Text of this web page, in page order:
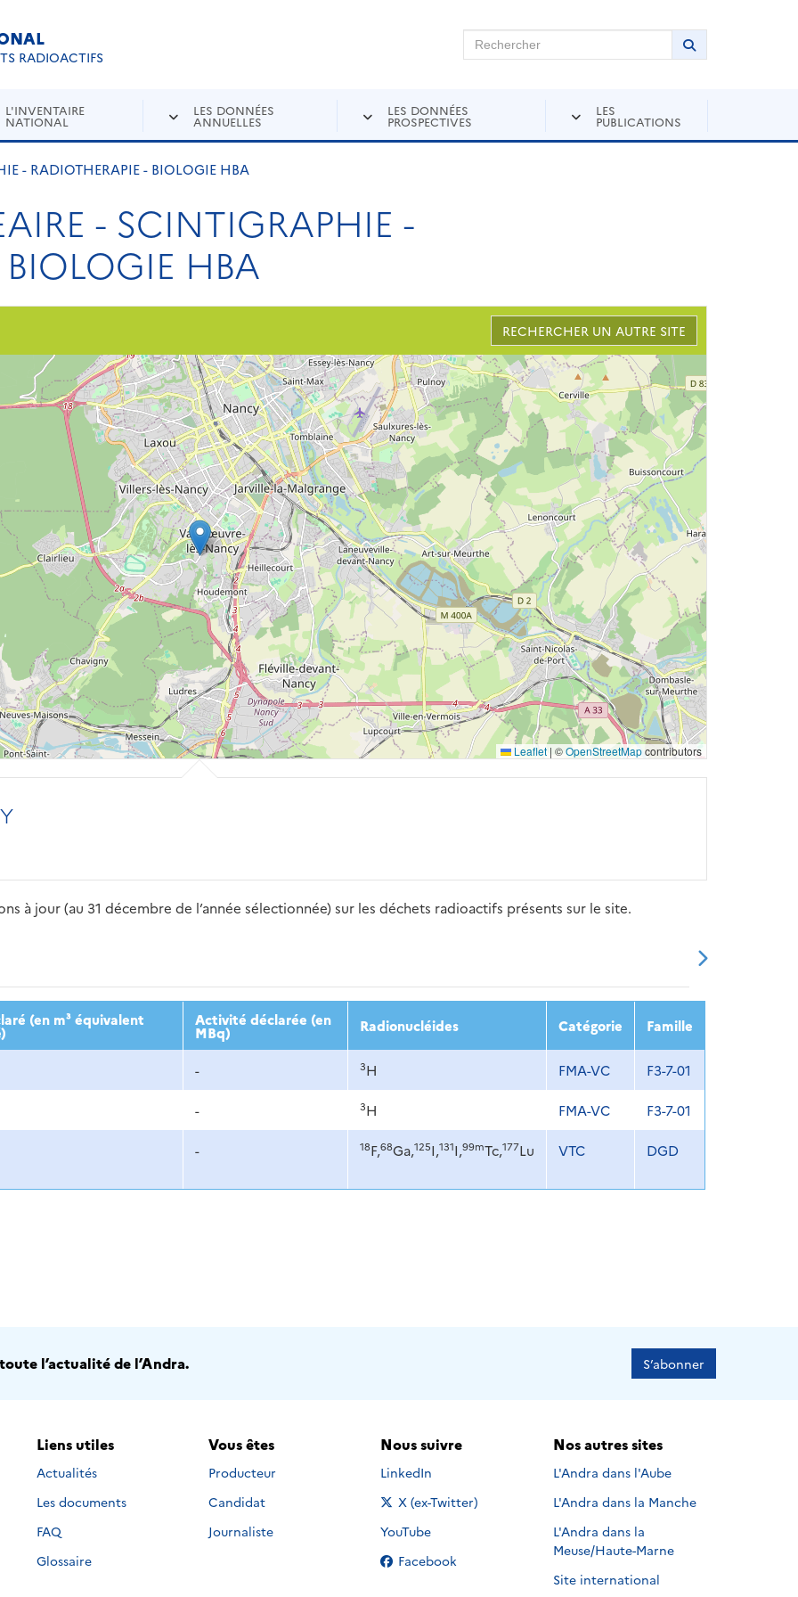
RADIOACTIFS
Rechercher sur Andra Inventaire Rechercher
Lancer la
L'INVENTAIRE
NATIONAL
LES DONNÉES
ANNUELLES
LES DONNÉES
PROSPECTIVES
LES
PUBLICATIONS
- RADIOTHERAPIE - BIOLOGIE HBA
- SCINTIGRAPHIE -
HBA
RECHERCHER UN AUTRE SITE
Leaflet | ©OpenStreetMapcontributors
à jour (au 31 décembre de l’année sélectionnée) sur les déchets radioactifs présents sur le site.
2017 2018 2019 2020 2021 2022 2023
(en m³ équivalent Activité déclarée (en
MBq) Radionucléides Catégorie Famille
- 3H FMA-VC F3-7-01
- 3H FMA-VC F3-7-01
- 18F,68Ga,125I,131I,99mTc,177Lu VTC DGD
l’actualité de l’Andra. S’abonner
Liens utiles
Actualités
Les documents
FAQ
Glossaire
Vous êtes
Producteur
Candidat
Journaliste
Nous suivre
Nous suivre sur
LinkedIn
Nous suivre sur
X (ex-Twitter)
Nous suivre sur
YouTube
Nous suivre sur
Facebook
Nos autres sites
L'Andra dans l'Aube
L'Andra dans la Manche
L'Andra dans la
Meuse/Haute-Marne
Site international